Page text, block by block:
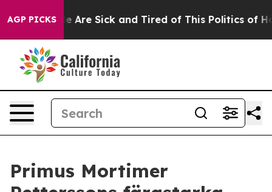
AGP PICKS
“People Are Sick and Tired of This Politics of
Primus Mortimer